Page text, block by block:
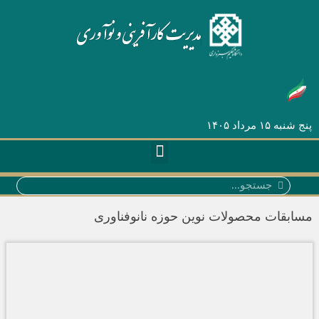
پنج شنبه ۱۵ مرداد ۱۴۰۵
محصولات نوین حوزه نانوفناوری